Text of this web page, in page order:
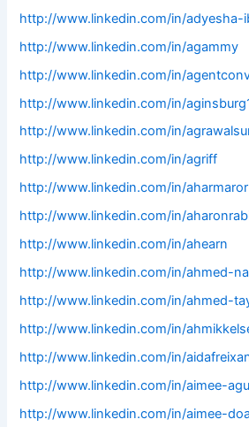
http://www.linkedin.com/in/adyesha-
http://www.linkedin.com/in/agammy
http://www.linkedin.com/in/
http://www.linkedin.com/in/
http://www.linkedin.com/in/
http://www.linkedin.com/in/agriff
http://www.linkedin.com/in/aharmaror
http://www.linkedin.com/in/
http://www.linkedin.com/in/ahearn
http://www.linkedin.com/in/ahmed-
http://www.linkedin.com/in/ahmed-
http://www.linkedin.com/in/
http://www.linkedin.com/in/
http://www.linkedin.com/in/aimee-
http://www.linkedin.com/in/aimee-